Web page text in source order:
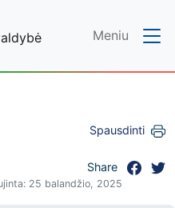
Meniu
Spausdinti
Share
25 balandžio, 2025